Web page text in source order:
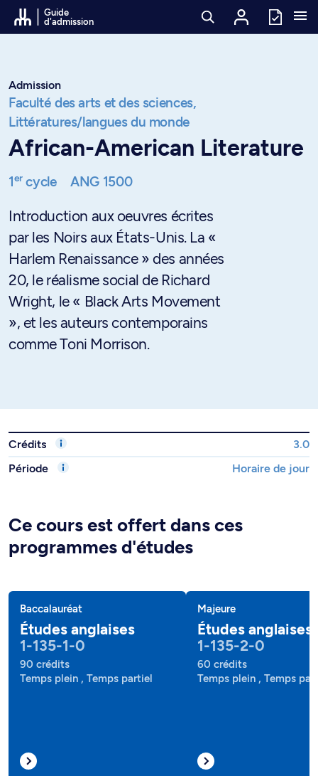
Passer au contenu
Guide
d'admission
Admission
Faculté des arts et des sciences,
Littératures/langues du monde
African-American Literature
1ercycle ANG 1500
Introduction aux oeuvres écrites
par les Noirs aux États-Unis. La «
Harlem Renaissance » des années
20, le réalisme social de Richard
Wright, le « Black Arts Movement
», et les auteurs contemporains
comme Toni Morrison.
Crédits
3.0
Période
Horaire de jour
Ce cours est offert dans ces
programmes d'études
Baccalauréat
Études anglaises
1-135-1-0
90 crédits
Temps plein , Temps partiel
Majeure
Études anglaises
1-135-2-0
60 crédits
Temps plein , Temps